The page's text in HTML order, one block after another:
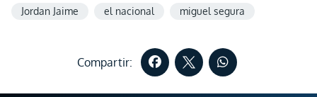
Jordan Jaime
el nacional miguel segura
Compartir: